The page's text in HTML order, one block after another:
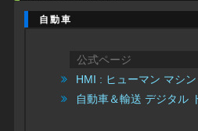
自動車
公式ページ
HMI : ヒューマン マシ
自動車＆輸送 デジタル